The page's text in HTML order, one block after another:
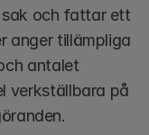
sak och fattar ett
anger tillämpliga
antalet
verkställbara på